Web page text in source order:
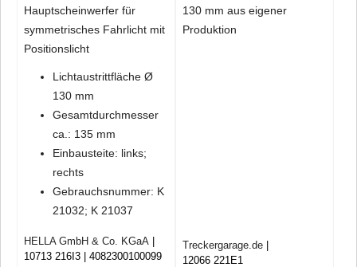
Hauptscheinwerfer für
symmetrisches Fahrlicht mit
Positionslicht
Lichtaustrittfläche Ø
130 mm
Gesamtdurchmesser
ca.: 135 mm
Einbausteite: links;
rechts
Gebrauchsnummer: K
21032; K 21037
HELLA GmbH & Co. KGaA
10713 216I3
4082300100099
130 mm aus eigener
Produktion
Treckergarage.de
12066 221E1